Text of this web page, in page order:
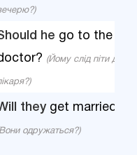
he go to the
(Йому слід піти до
theyget married?
одружаться?)